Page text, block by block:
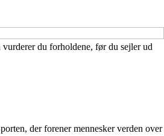
du forholdene, før du sejler ud
der forener mennesker verden over